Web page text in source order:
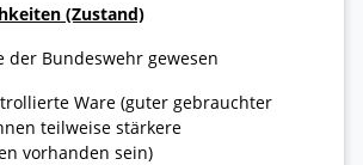
(Zustand)
der Bundeswehr gewesen
Ware (guter gebrauchter
teilweise stärkere
vorhanden sein)